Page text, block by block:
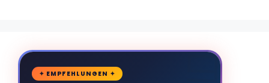
✦ EMPFEHLUNGEN ✦